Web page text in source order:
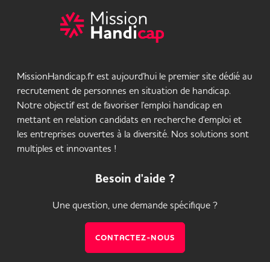
MissionHandicap.fr est aujourd'hui le premier site dédié au
recrutement de personnes en situation de handicap.
Notre objectif est de favoriser l'emploi handicap en
mettant en relation candidats en recherche d'emploi et
les entreprises ouvertes à la diversité. Nos solutions sont
multiples et innovantes !
Besoin d'aide ?
Une question, une demande spécifique ?
CONTACTEZ-NOUS